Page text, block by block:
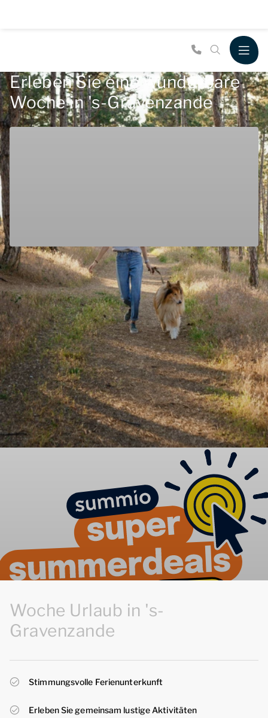
Erleben Sie eine wunderbare
Woche in 's-Gravenzande
Woche Urlaub in 's-
Gravenzande
Stimmungsvolle Ferienunterkunft
Erleben Sie gemeinsam lustige Aktivitäten